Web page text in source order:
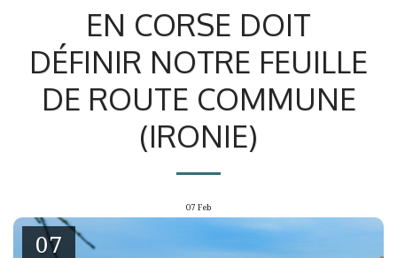
EN CORSE DOIT
DÉFINIR NOTRE FEUILLE
DE ROUTE COMMUNE
(IRONIE)
07 Feb
07